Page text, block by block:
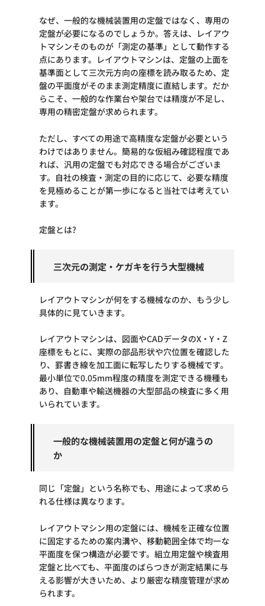
なぜ、一般的な機械装置用の定盤ではなく、専用の
定盤が必要になるのでしょうか。答えは、レイアウ
トマシンそのものが「測定の基準」として動作する
点にあります。レイアウトマシンは、定盤の上面を
基準面として三次元方向の座標を読み取るため、定
盤の平面度がそのまま測定精度に直結します。だか
らこそ、一般的な作業台や架台では精度が不足し、
専用の精密定盤が求められます。
ただし、すべての用途で高精度な定盤が必要という
わけではありません。簡易的な仮組み確認程度であ
れば、汎用の定盤でも対応できる場合がございま
す。自社の検査・測定の目的に応じて、必要な精度
を見極めることが第一歩になると当社では考えてい
ます。
定盤とは?
三次元の測定・ケガキを行う大型機械
レイアウトマシンが何をする機械なのか、もう少し
具体的に見ていきます。
レイアウトマシンは、図面やCADデータのX・Y・Z
座標をもとに、実際の部品形状や穴位置を確認した
り、罫書き線を加工面に転写したりする機械です。
最小単位で0.05mm程度の精度を測定できる機種も
あり、自動車や輸送機器の大型部品の検査に多く用
いられています。
一般的な機械装置用の定盤と何が違うの
か
同じ「定盤」という名称でも、用途によって求めら
れる仕様は異なります。
レイアウトマシン用の定盤には、機械を正確な位置
に固定するための案内溝や、移動範囲全体で均一な
平面度を保つ構造が必要です。組立用定盤や検査用
定盤と比べても、平面度のばらつきが測定結果に与
える影響が大きいため、より厳密な精度管理が求め
られます。